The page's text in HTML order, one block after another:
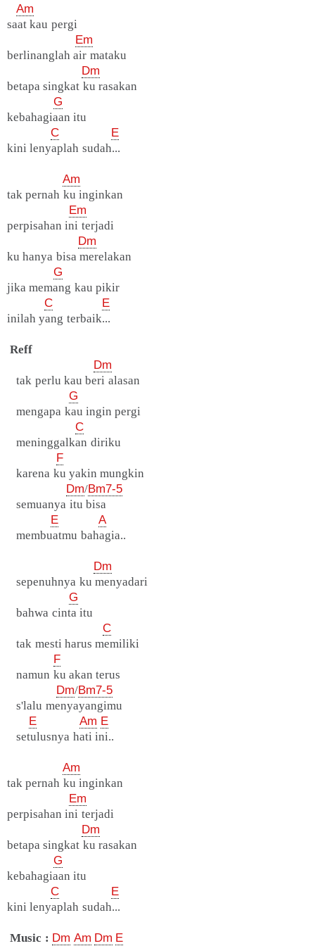
Am
saat kau pergi
Em
berlinanglah air mataku
Dm
betapa singkat ku rasakan
G
kebahagiaan itu
C
E
kini lenyaplah sudah...
Am
tak pernah ku inginkan
Em
perpisahan ini terjadi
Dm
ku hanya bisa merelakan
G
jika memang kau pikir
C
E
inilah yang terbaik...
Reff
Dm
tak perlu kau beri alasan
G
mengapa kau ingin pergi
C
meninggalkan diriku
F
karena ku yakin mungkin
Dm/Bm7-5
semuanya itu bisa
E
A
membuatmu bahagia..
Dm
sepenuhnya ku menyadari
G
bahwa cinta itu
C
tak mesti harus memiliki
F
namun ku akan terus
Dm/Bm7-5
s'lalu menyayangimu
E
Am E
setulusnya hati ini..
Am
tak pernah ku inginkan
Em
perpisahan ini terjadi
Dm
betapa singkat ku rasakan
G
kebahagiaan itu
C
E
kini lenyaplah sudah...
Music : Dm Am Dm E